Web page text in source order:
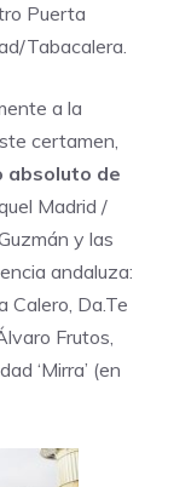
Puerta
Tabacalera.
a la
certamen,
absoluto de
Madrid /
y las
andaluza:
Calero, Da.Te
Frutos,
‘Mirra’ (en